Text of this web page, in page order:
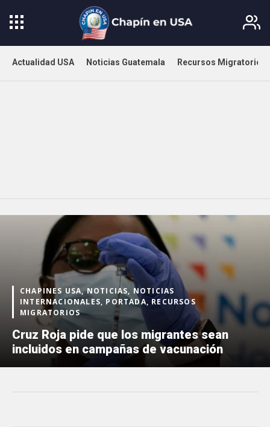
Actualidad USA Noticias Guatemala Recursos Migratorios
CHAPINES USA, NOTICIAS, NOTICIAS
INTERNACIONALES, PORTADA, RECURSOS
MIGRATORIOS
Cruz Roja pide que los migrantes sean
incluidos en campañas de vacunación